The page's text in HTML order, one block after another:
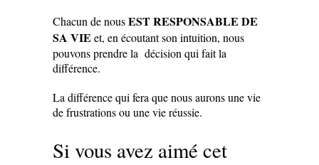
Chacun de nousEST RESPONSABLE DE
SA VIE et, en écoutant son intuition, nous
pouvons prendre la décision qui fait la
différence.
La différence qui fera que nous aurons une vie
de frustrations ou une vie réussie.
Si vous avez aimé cet